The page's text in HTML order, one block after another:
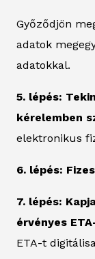
Győződjön
adatok
adatokkal.
5. lépés:
kérelemben
elektronikus
6. lépés:
7. lépés:
érvényes
ETA-t